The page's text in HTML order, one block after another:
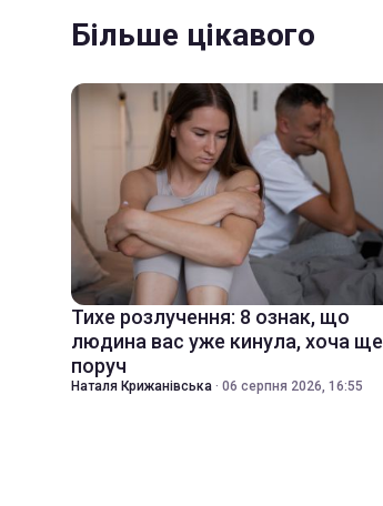
Більше цікавого
Тихе розлучення: 8 ознак, що
людина вас уже кинула, хоча ще
поруч
Наталя Крижанівська · 06 серпня 2026, 16:55